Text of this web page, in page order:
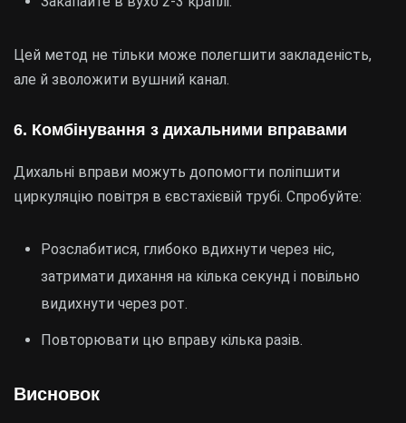
Цей метод не тільки може полегшити закладеність,
але й зволожити вушний канал.
6. Комбінування з дихальними вправами
Дихальні вправи можуть допомогти поліпшити
циркуляцію повітря в євстахієвій трубі. Спробуйте:
Розслабитися, глибоко вдихнути через ніс,
затримати дихання на кілька секунд і повільно
видихнути через рот.
Повторювати цю вправу кілька разів.
Висновок